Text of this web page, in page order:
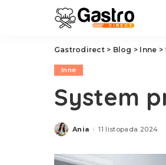
Gastrodirect> Blog > Inne >
Inne
System
Posted
Ania 11 listopada 2024